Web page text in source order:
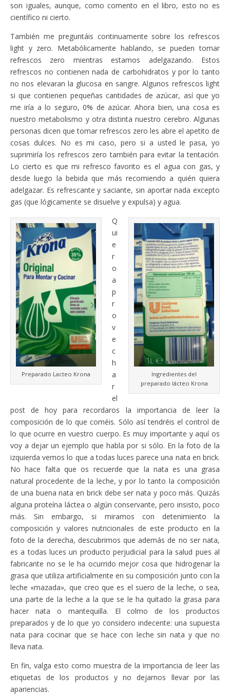
son iguales, aunque, como comento en el libro, esto no es
científico ni cierto.
También me preguntáis continuamente sobre los refrescos
light y zero. Metabólicamente hablando, se pueden tomar
refrescos zero mientras estamos adelgazando. Estos
refrescos no contienen nada de carbohidratos y por lo tanto
no nos elevaran la glucosa en sangre. Algunos refrescos light
si que contienen pequeñas cantidades de azúcar, así que yo
me iría a lo seguro, 0% de azúcar. Ahora bien, una cosa es
nuestro metabolismo y otra distinta nuestro cerebro. Algunas
personas dicen que tomar refrescos zero les abre el apetito de
cosas dulces. No es mi caso, pero si a usted le pasa, yo
suprimiría los refrescos zero también para evitar la tentación.
Lo cierto es que mi refresco favorito es el agua con gas, y
desde luego la bebida que más recomiendo a quién quiera
adelgazar. Es refrescante y saciante, sin aportar nada excepto
gas (que lógicamente se disuelve y expulsa) y agua.
Preparado Lacteo Krona
Ingredientes del
preparado lácteo Krona
Q
ui
e
r
o
a
p
r
o
v
e
c
h
a
r
el
post de hoy para recordaros la importancia de leer la
composición de lo que coméis. Sólo así tendréis el control de
lo que ocurre en vuestro cuerpo. Es muy importante y aquí os
voy a dejar un ejemplo que habla por si sólo. En la foto de la
izquierda vemos lo que a todas luces parece una nata en brick.
No hace falta que os recuerde que la nata es una grasa
natural procedente de la leche, y por lo tanto la composición
de una buena nata en brick debe ser nata y poco más. Quizás
alguna proteína láctea o algún conservante, pero insisto, poco
más. Sin embargo, si miramos con detenimiento la
composición y valores nutricionales de este producto en la
foto de la derecha, descubrimos que además de no ser nata,
es a todas luces un producto perjudicial para la salud pues al
fabricante no se le ha ocurrido mejor cosa que hidrogenar la
grasa que utiliza artificialmente en su composición junto con la
leche «mazada», que creo que es el suero de la leche, o sea,
una parte de la leche a la que se le ha quitado la grasa para
hacer nata o mantequilla. El colmo de los productos
preparados y de lo que yo considero indecente: una supuesta
nata para cocinar que se hace con leche sin nata y que no
lleva nata.
En fin, valga esto como muestra de la importancia de leer las
etiquetas de los productos y no dejarnos llevar por las
apariencias.